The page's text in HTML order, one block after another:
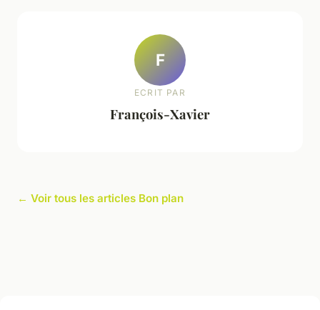
F
ECRIT PAR
François-Xavier
← Voir tous les articles Bon plan